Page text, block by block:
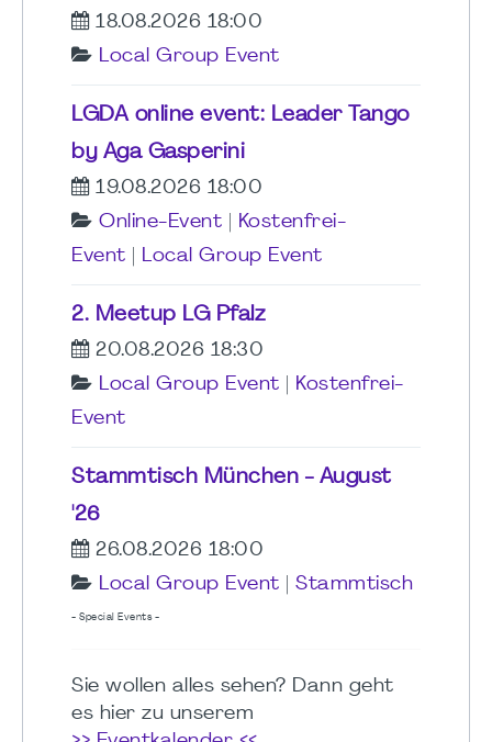
18.08.2026 18:00
Local Group Event
LGDA online event: Leader Tango
by Aga Gasperini
19.08.2026 18:00
Online-Event
Kostenfrei-
Event
Local Group Event
2. Meetup LG Pfalz
20.08.2026 18:30
Local Group Event
Kostenfrei-
Event
Stammtisch München - August
'26
26.08.2026 18:00
Local Group Event
Stammtisch
- Special Events -
Sie wollen alles sehen? Dann geht
es hier zu unserem